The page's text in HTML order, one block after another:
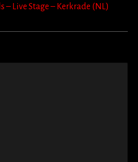
– Live Stage – Kerkrade (NL)